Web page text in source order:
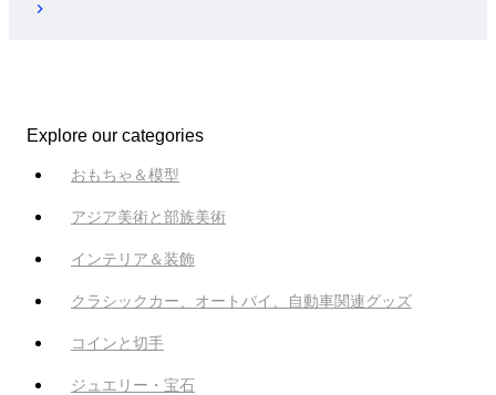
Explore our categories
おもちゃ＆模型
アジア美術と部族美術
インテリア＆装飾
クラシックカー、オートバイ、自動車関連グッズ
コインと切手
ジュエリー・宝石